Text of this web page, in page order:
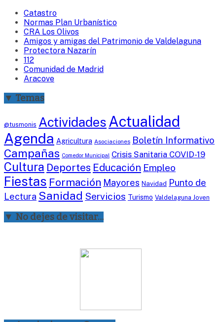
Catastro
Normas Plan Urbanístico
CRA Los Olivos
Amigos y amigas del Patrimonio de Valdelaguna
Protectora Nazarín
112
Comunidad de Madrid
Aracove
▼ Temas
@tusmonis ActividadesActualidad
Agenda Agricultura Asociaciones Boletín Informativo
Campañas Comedor Municipal Crisis Sanitaria COVID-19
Cultura Deportes Educación Empleo
Fiestas Formación Mayores Navidad Punto de
Lectura Sanidad Servicios Turismo Valdelaguna Joven
▼ No dejes de visitar…